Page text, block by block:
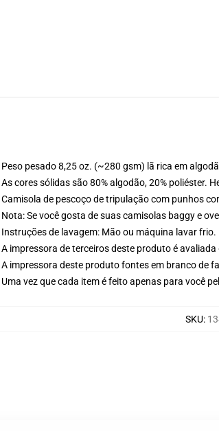
Peso pesado 8,25 oz. (~280 gsm) lã rica em
As cores sólidas são 80% algodão, 20% poliéster.
Camisola de pescoço de tripulação com punhos
Nota: Se você gosta de suas camisolas baggy e
Instruções de lavagem: Mão ou máquina lavar
A impressora de terceiros deste produto é
A impressora deste produto fontes em branco de
Uma vez que cada item é feito apenas para você
SKU: